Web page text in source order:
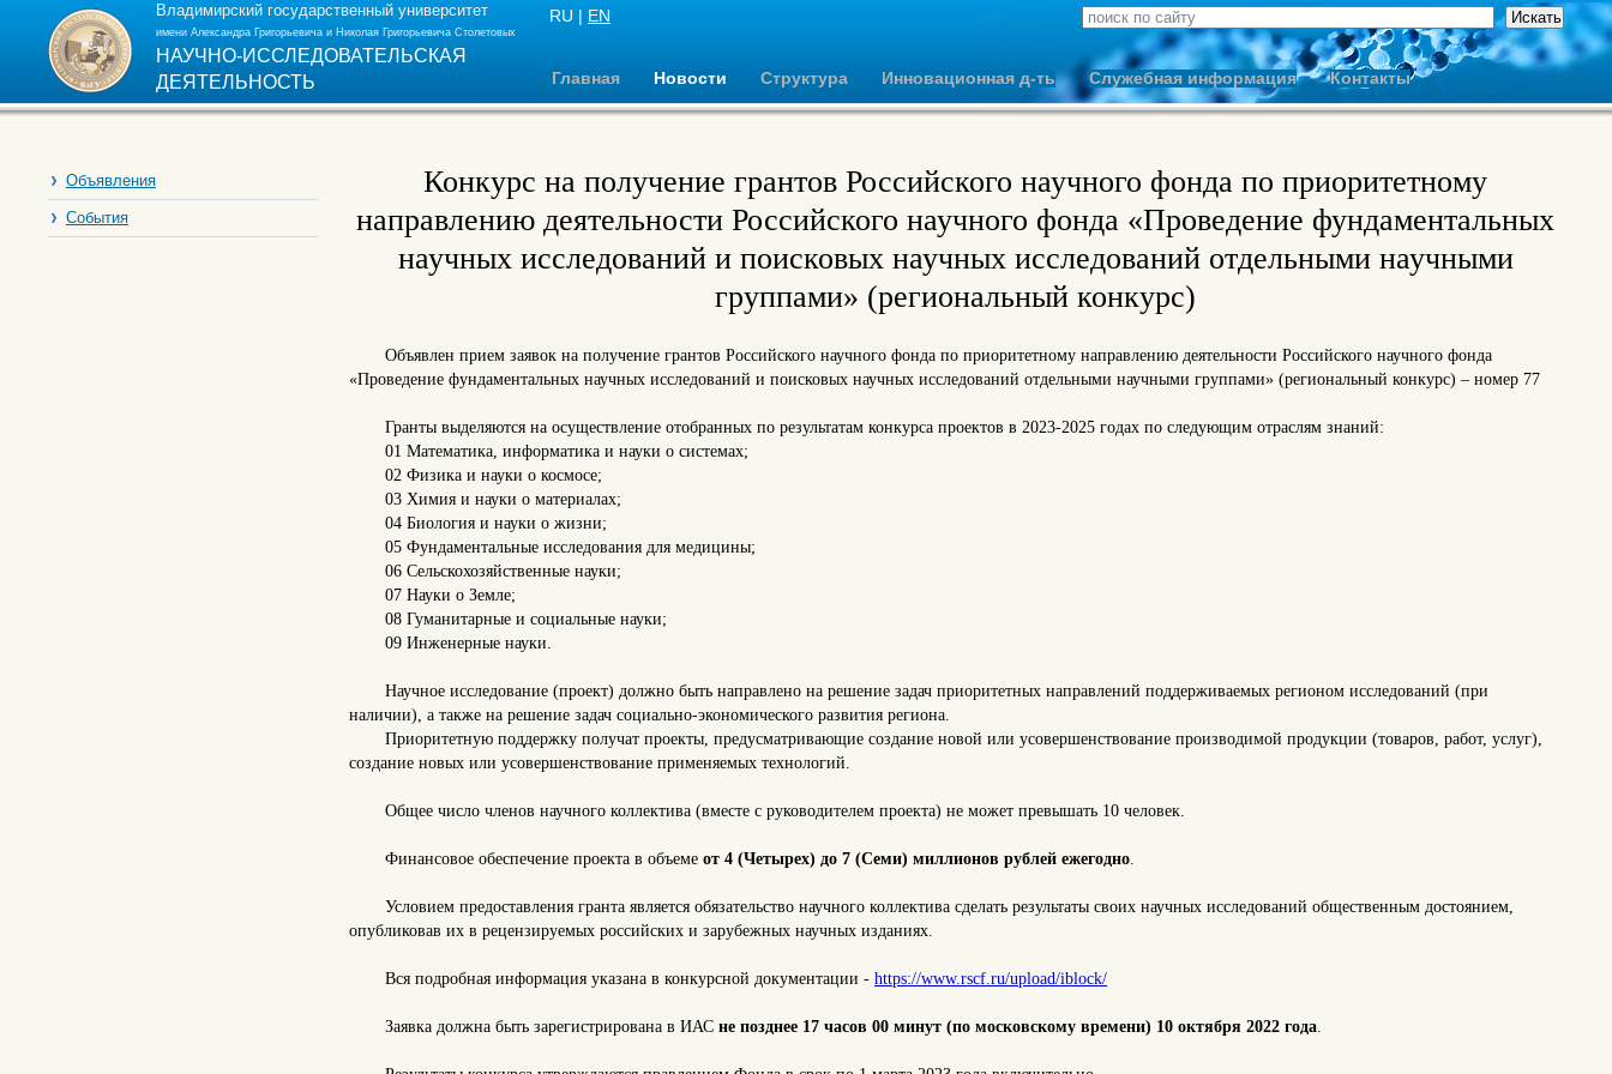
Владимирский государственный университет
имени Александра Григорьевича и Николая Григорьевича Столетовых
НАУЧНО-ИССЛЕДОВАТЕЛЬСКАЯ
ДЕЯТЕЛЬНОСТЬ
RU | EN
Главная Новости Структура Инновационная д-ть Служебная информация Контакты
Объявления
События
Конкурс на получение грантов Российского научного фонда по приоритетному
направлению деятельности Российского научного фонда «Проведение фундаментальных
научных исследований и поисковых научных исследований отдельными научными
группами» (региональный конкурс)
Объявлен прием заявок на получение грантов Российского научного фонда по приоритетному направлению деятельности Российского научного фонда
«Проведение фундаментальных научных исследований и поисковых научных исследований отдельными научными группами» (региональный конкурс) – номер 77
Гранты выделяются на осуществление отобранных по результатам конкурса проектов в 2023-2025 годах по следующим отраслям знаний:
01 Математика, информатика и науки о системах;
02 Физика и науки о космосе;
03 Химия и науки о материалах;
04 Биология и науки о жизни;
05 Фундаментальные исследования для медицины;
06 Сельскохозяйственные науки;
07 Науки о Земле;
08 Гуманитарные и социальные науки;
09 Инженерные науки.
Научное исследование (проект) должно быть направлено на решение задач приоритетных направлений поддерживаемых регионом исследований (при
наличии), а также на решение задач социально-экономического развития региона.
Приоритетную поддержку получат проекты, предусматривающие создание новой или усовершенствование производимой продукции (товаров, работ, услуг),
создание новых или усовершенствование применяемых технологий.
Общее число членов научного коллектива (вместе с руководителем проекта) не может превышать 10 человек.
Финансовое обеспечение проекта в объеме от 4 (Четырех) до 7 (Семи) миллионов рублей ежегодно.
Условием предоставления гранта является обязательство научного коллектива сделать результаты своих научных исследований общественным достоянием,
опубликовав их в рецензируемых российских и зарубежных научных изданиях.
Вся подробная информация указана в конкурсной документации - https://www.rscf.ru/upload/iblock/
Заявка должна быть зарегистрирована в ИАС не позднее 17 часов 00 минут (по московскому времени) 10 октября 2022 года.